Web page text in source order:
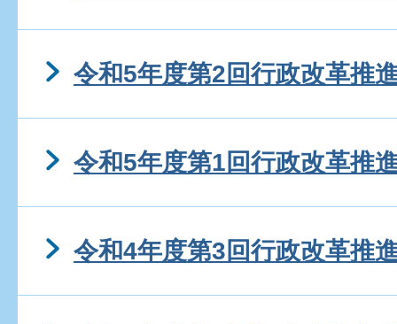
令和5年度第2回行政改革推
令和5年度第1回行政改革推
令和4年度第3回行政改革推